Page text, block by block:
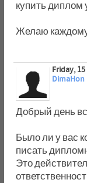
купить диплом
Желаю
Friday,
DimaHon
Добрый день
Было ли у вас
писать
Это